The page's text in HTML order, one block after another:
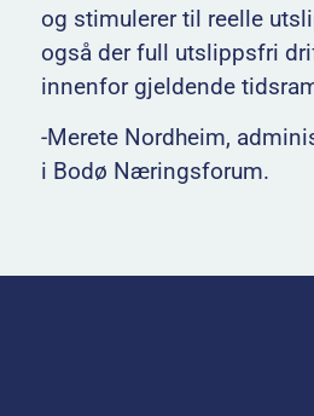
og stimulerer til reelle
også der full utslippsfri
innenfor gjeldende
-Merete Nordheim,
i Bodø Næringsforum.